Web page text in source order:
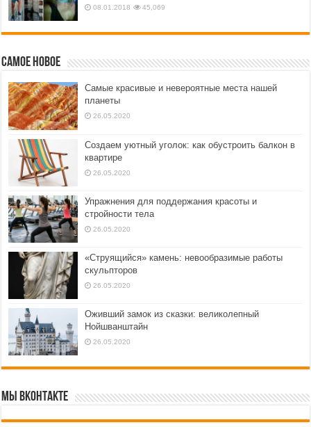
08.01.2018 45,069
Самое новое
Самые красивые и невероятные места нашей
планеты
26.05.2020
Создаем уютный уголок: как обустроить балкон в
квартире
26.05.2020
Упражнения для поддержания красоты и
стройности тела
26.05.2020
«Струящийся» камень: невообразимые работы
скульпторов
26.05.2020
Оживший замок из сказки: великолепный
Нойшванштайн
26.05.2020
Мы ВКонтакте